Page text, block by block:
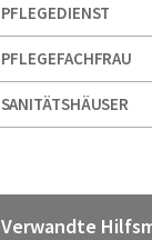
PFLEGEDIENST
PFLEGEFACHFRAU
SANITÄTSHÄUSER
Verwandte